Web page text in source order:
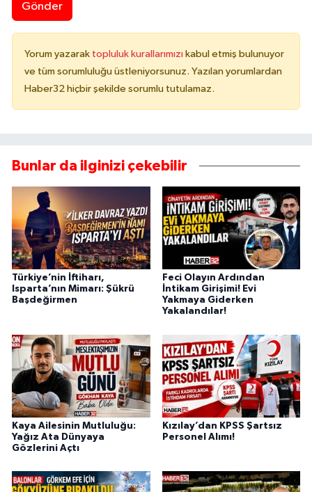
Gönder
Yorum yazarak topluluk kurallarımızı kabul etmiş bulunuyor
ve tüm sorumluluğu üstleniyorsunuz. Yazılan yorumlardan
Haber32 hiçbir şekilde sorumlu tutulamaz.
Bunlar da ilginizi çekebilir
Türkiye’nin İftiharı,
Isparta’nın Mimarı: Şükrü
Başdeğirmen
Feci Olayın Ardından
İntikam Girişimi! Evi
Yakmaya Giderken
Yakalandılar!
Kaya Ailesinin Mutluluğu:
Yağız Ata Dünyaya
Gözlerini Açtı
Kızılay’dan KPSS Şartsız
Personel Alımı!